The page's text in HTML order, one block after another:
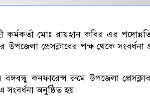
কর্মকর্তা মোঃ রায়হান কবির এর
প্রেসক্লাবের পক্ষ থেকে সংবর্ধনা
কনফারেন্স রুমে উপজেলা
সংবর্ধনা অনুষ্ঠিত হয়।